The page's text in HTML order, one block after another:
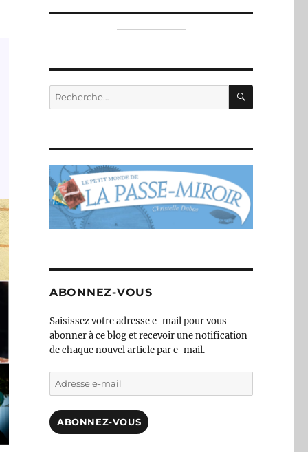
Recherche
pour :
ABONNEZ-VOUS
Saisissez votre adresse e-mail pour vous
abonner à ce blog et recevoir une notification
de chaque nouvel article par e-mail.
Adresse
e-
ABONNEZ-VOUS